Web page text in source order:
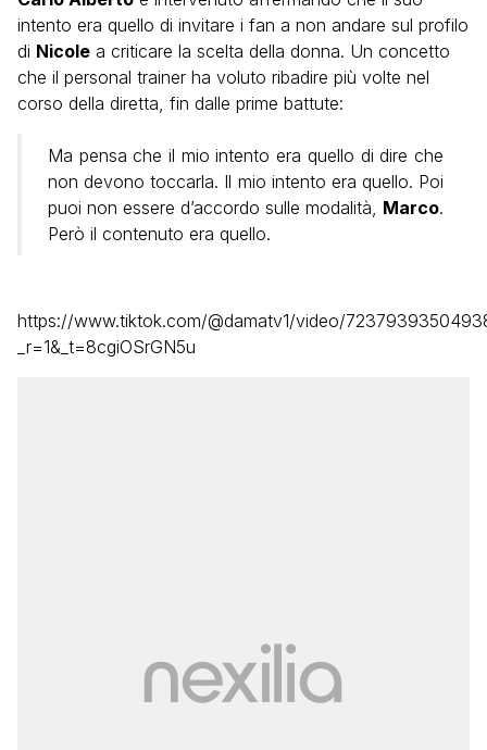
intento era quello di invitare i fan a non andare sul profilo
di Nicole a criticare la scelta della donna. Un concetto
che il personal trainer ha voluto ribadire più volte nel
corso della diretta, fin dalle prime battute:
Ma pensa che il mio intento era quello di dire che
non devono toccarla. Il mio intento era quello. Poi
puoi non essere d’accordo sulle modalità, Marco.
Però il contenuto era quello.
https://www.tiktok.com/@damatv1/video/
_r=1&_t=8cgiOSrGN5u